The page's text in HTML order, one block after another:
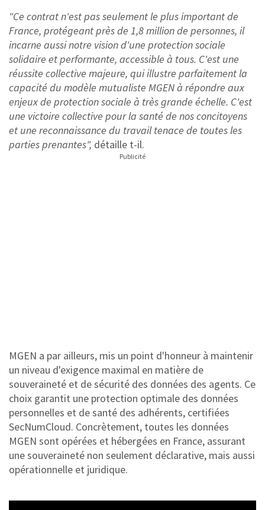
"Ce contrat n'est pas seulement le plus important de
France, protégeant près de 1,8 million de personnes, il
incarne aussi notre vision d'une protection sociale
solidaire et performante, accessible à tous. C'est une
réussite collective majeure, qui illustre parfaitement la
capacité du modèle mutualiste MGEN à répondre aux
enjeux de protection sociale à très grande échelle. C'est
une victoire collective pour la santé de nos concitoyens
et une reconnaissance du travail tenace de toutes les
parties prenantes", détaille t-il.
MGEN a par ailleurs, mis un point d'honneur à maintenir
un niveau d'exigence maximal en matière de
souveraineté et de sécurité des données des agents. Ce
choix garantit une protection optimale des données
personnelles et de santé des adhérents, certifiées
SecNumCloud. Concrètement, toutes les données
MGEN sont opérées et hébergées en France, assurant
une souveraineté non seulement déclarative, mais aussi
opérationnelle et juridique.